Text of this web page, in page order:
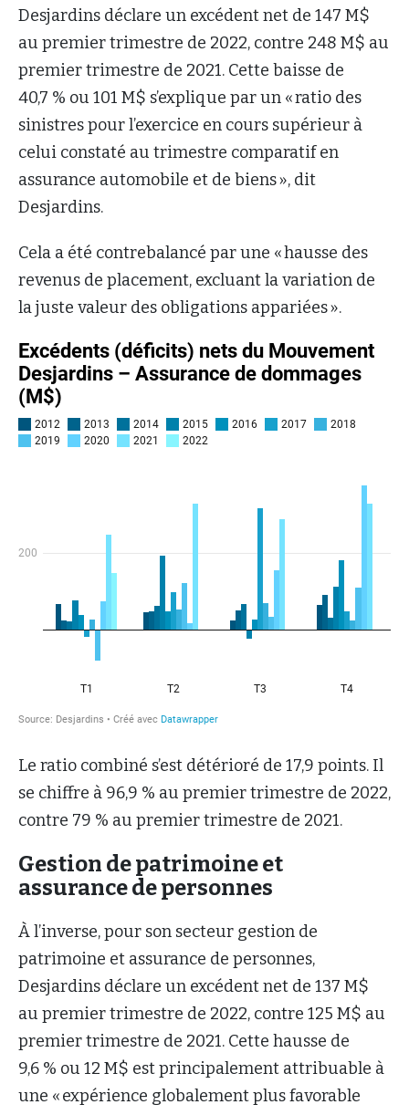
Desjardins déclare un excédent net de 147 M$
au premier trimestre de 2022, contre 248 M$ au
premier trimestre de 2021. Cette baisse de
40,7 % ou 101 M$ s’explique par un « ratio des
sinistres pour l’exercice en cours supérieur à
celui constaté au trimestre comparatif en
assurance automobile et de biens », dit
Desjardins.
Cela a été contrebalancé par une « hausse des
revenus de placement, excluant la variation de
la juste valeur des obligations appariées ».
Le ratio combiné s’est détérioré de 17,9 points. Il
se chiffre à 96,9 % au premier trimestre de 2022,
contre 79 % au premier trimestre de 2021.
Gestion de patrimoine et
assurance de personnes
À l’inverse, pour son secteur gestion de
patrimoine et assurance de personnes,
Desjardins déclare un excédent net de 137 M$
au premier trimestre de 2022, contre 125 M$ au
premier trimestre de 2021. Cette hausse de
9,6 % ou 12 M$ est principalement attribuable à
une « expérience globalement plus favorable